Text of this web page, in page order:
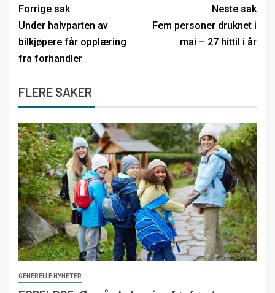
Forrige sak
Under halvparten av
bilkjøpere får opplæring
fra forhandler
Neste sak
Fem personer druknet i
mai – 27 hittil i år
FLERE SAKER
GENERELLE NYHETER